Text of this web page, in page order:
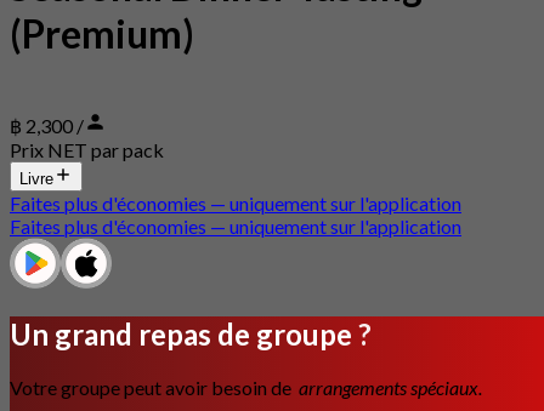
(Premium)
฿ 2,300 /
Prix NET par pack
Livre
Faites plus d'économies — uniquement sur l'application
Faites plus d'économies — uniquement sur l'application
Un grand repas de groupe ?
Votre groupe peut avoir besoin de arrangements spéciaux.